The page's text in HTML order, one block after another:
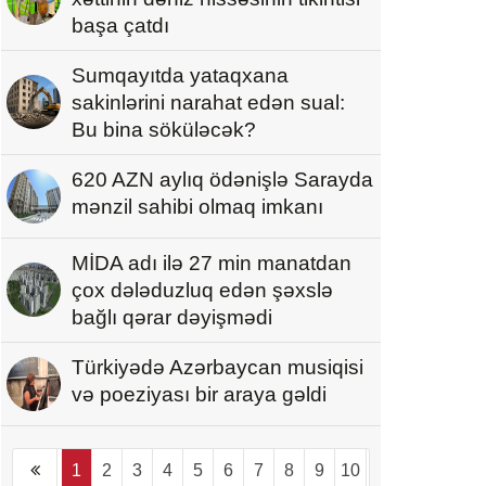
başa çatdı
Sumqayıtda yataqxana
sakinlərini narahat edən sual:
Bu bina söküləcək?
620 AZN aylıq ödənişlə Sarayda
mənzil sahibi olmaq imkanı
MİDA adı ilə 27 min manatdan
çox dələduzluq edən şəxslə
bağlı qərar dəyişmədi
Türkiyədə Azərbaycan musiqisi
və poeziyası bir araya gəldi
1 2 3 4 5 6 7 8 9 10